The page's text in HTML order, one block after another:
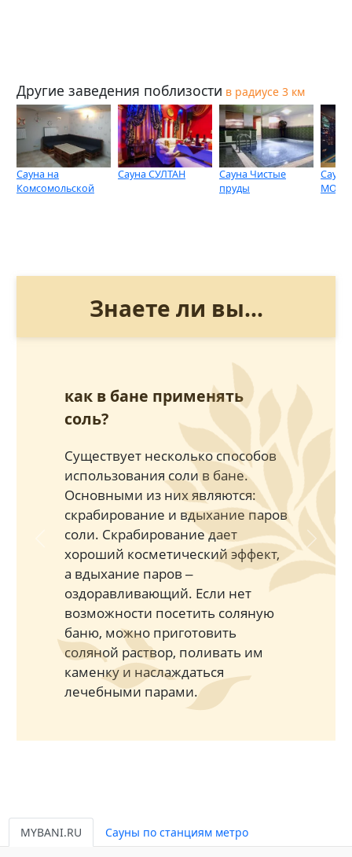
Другие заведения поблизости в радиусе 3 км
Сауна на
Комсомольской
Сауна СУЛТАН
Сауна Чистые
пруды
Сауна
Знаете ли вы...
как в бане применять
соль?
Существует несколько способов
использования соли в бане.
Основными из них являются:
скрабирование и вдыхание паров
соли. Скрабирование дает
хороший косметический эффект,
а вдыхание паров ‒
оздоравливающий. Если нет
возможности посетить соляную
баню, можно приготовить
соляной раствор, поливать им
каменку и наслаждаться
лечебными парами.
Next
MYBANI.RU Сауны по станциям метро